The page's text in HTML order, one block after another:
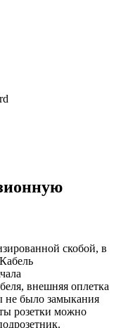
скобой, в
внешняя оплетка
не было замыкания
розетки можно